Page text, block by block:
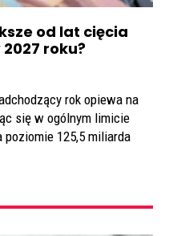
od lat cięcia
roku?
rok opiewa na
się w ogólnym limicie
125,5 miliarda